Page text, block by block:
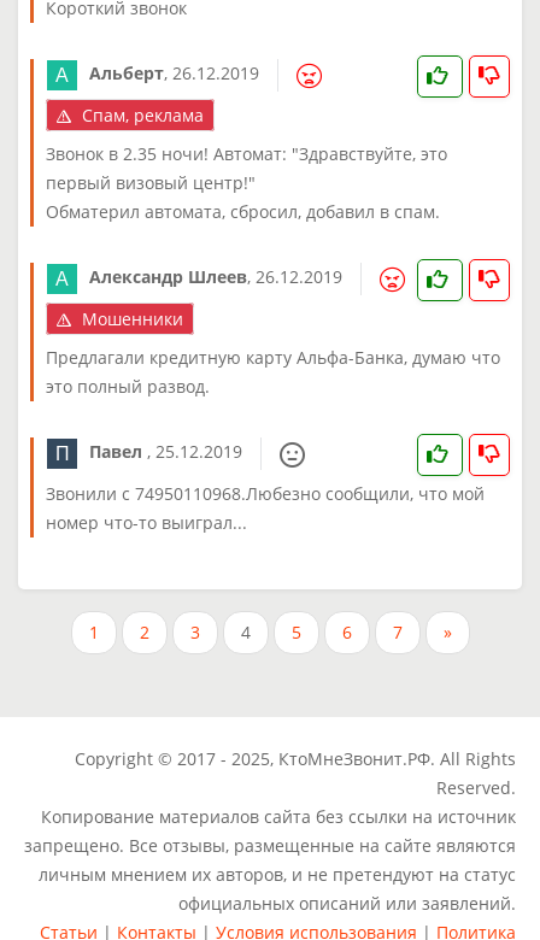
Короткий звонок
Альберт, 26.12.2019
Спам, реклама
Звонок в 2.35 ночи! Автомат: "Здравствуйте, это
первый визовый центр!"
Обматерил автомата, сбросил, добавил в спам.
Александр Шлеев, 26.12.2019
Мошенники
Предлагали кредитную карту Альфа-Банка, думаю что
это полный развод.
Павел , 25.12.2019
Звонили с 74950110968.Любезно сообщили, что мой
номер что-то выиграл...
1 2 3 4 5 6 7 »
Copyright © 2017 - 2025, КтоМнеЗвонит.РФ. All Rights
Reserved.
Копирование материалов сайта без ссылки на источник
запрещено. Все отзывы, размещенные на сайте являются
личным мнением их авторов, и не претендуют на статус
официальных описаний или заявлений.
Статьи | Контакты | Условия использования | Политика